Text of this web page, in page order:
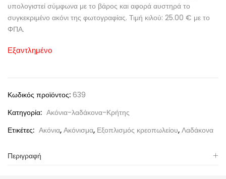
υπολογιστεί σύμφωνα με το βάρος και αφορά αυστηρά το
συγκεκριμένο ακόνι της φωτογραφίας. Τιμή κιλού: 25.00 € με το
ΦΠΑ.
Εξαντλημένο
Κωδικός προϊόντος: 639
Κατηγορία: Ακόνια-λαδάκονα-Κρήτης
Ετικέτες: Ακόνια, Ακόνισμα, Εξοπλισμός κρεοπωλείου, Λαδάκονα
Περιγραφή